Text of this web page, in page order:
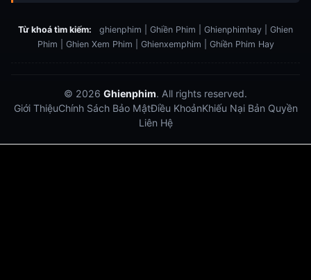
Từ khoá tìm kiếm:
ghienphim | Ghiền Phim | Ghienphimhay | Ghien
Phim | Ghien Xem Phim | Ghienxemphim | Ghiền Phim Hay
© 2026 Ghienphim. All rights reserved.
Giới ThiệuChính Sách Bảo MậtĐiều KhoảnKhiếu Nại Bản Quyền
Liên Hệ